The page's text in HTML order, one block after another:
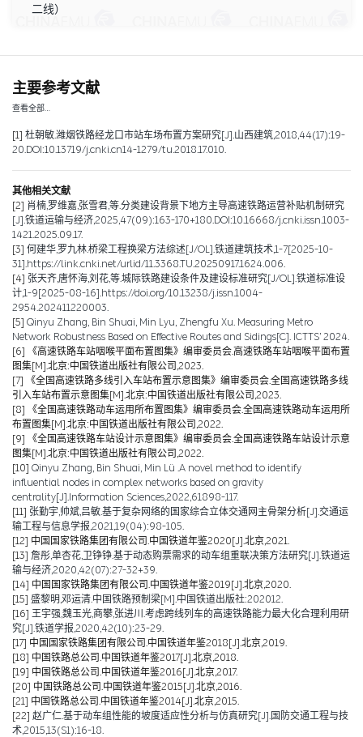
二线）
主要参考文献
查看全部…
[1] 杜朝敏.潍烟铁路经龙口市站车场布置方案研究[J].山西建筑,2018,44(17):19-
20.DOI:10.13719/j.cnki.cn14-1279/tu.2018.17.010.
其他相关文献
[2] 肖楠,罗维嘉,张雪君,等.分类建设背景下地方主导高速铁路运营补贴机制研究
[J].铁道运输与经济,2025,47(09):163-170+180.DOI:10.16668/j.cnki.issn.1003-
1421.2025.09.17.
[3] 何建华,罗九林.桥梁工程换梁方法综述[J/OL].铁道建筑技术,1-7[2025-10-
31].https://link.cnki.net/urlid/11.3368.TU.20250917.1624.006.
[4] 张天齐,唐怀海,刘花,等.城际铁路建设条件及建设标准研究[J/OL].铁道标准设
计,1-9[2025-08-16].https://doi.org/10.13238/j.issn.1004-
2954.202411220003.
[5] Qinyu Zhang, Bin Shuai, Min Lyu, Zhengfu Xu. Measuring Metro
Network Robustness Based on Effective Routes and Sidings[C]. ICTTS’ 2024.
[6]
《高速铁路车站咽喉平面布置图集》编审委员会.高速铁路车站咽喉平面布置
图集[M].北京:中国铁道出版社有限公司,2023.
[7]
《全国高速铁路多线引入车站布置示意图集》编审委员会.全国高速铁路多线
引入车站布置示意图集[M].北京:中国铁道出版社有限公司,2023.
[8]
《全国高速铁路动车运用所布置图集》编审委员会.全国高速铁路动车运用所
布置图集[M].北京:中国铁道出版社有限公司,2022.
[9]
《全国高速铁路车站设计示意图集》编审委员会.全国高速铁路车站设计示意
图集[M].北京:中国铁道出版社有限公司,2022.
[10] Qinyu Zhang, Bin Shuai, Min Lü .A novel method to identify
influential nodes in complex networks based on gravity
centrality[J].Information Sciences,2022,61898-117.
[11] 张勤宇,帅斌,吕敏.基于复杂网络的国家综合立体交通网主骨架分析[J].交通运
输工程与信息学报,2021,19(04):98-105.
[12] 中国国家铁路集团有限公司.中国铁道年鉴2020[J].北京,2021.
[13] 詹彤,单杏花,卫铮铮.基于动态购票需求的动车组重联决策方法研究[J].铁道运
输与经济,2020,42(07):27-32+39.
[14] 中国国家铁路集团有限公司.中国铁道年鉴2019[J].北京,2020.
[15] 盛黎明,邓运清.中国铁路预制梁[M].中国铁道出版社:202012.
[16] 王宇强,魏玉光,商攀,张进川.考虑跨线列车的高速铁路能力最大化合理利用研
究[J].铁道学报,2020,42(10):23-29.
[17] 中国国家铁路集团有限公司.中国铁道年鉴2018[J].北京,2019.
[18] 中国铁路总公司.中国铁道年鉴2017[J].北京,2018.
[19] 中国铁路总公司.中国铁道年鉴2016[J].北京,2017.
[20] 中国铁路总公司.中国铁道年鉴2015[J].北京,2016.
[21] 中国铁路总公司.中国铁道年鉴2014[J].北京,2015.
[22] 赵广仁.基于动车组性能的坡度适应性分析与仿真研究[J].国防交通工程与技
术,2015,13(S1):16-18.